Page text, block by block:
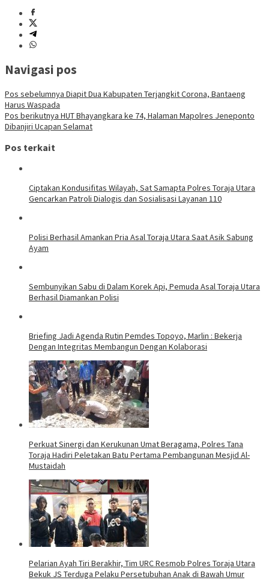
Navigasi pos
Pos sebelumnya Diapit Dua Kabupaten Terjangkit Corona, Bantaeng
Harus Waspada
Pos berikutnya HUT Bhayangkara ke 74, Halaman Mapolres Jeneponto
Dibanjiri Ucapan Selamat
Pos terkait
Ciptakan Kondusifitas Wilayah, Sat Samapta Polres Toraja Utara
Gencarkan Patroli Dialogis dan Sosialisasi Layanan 110
Polisi Berhasil Amankan Pria Asal Toraja Utara Saat Asik Sabung
Ayam
Sembunyikan Sabu di Dalam Korek Api, Pemuda Asal Toraja Utara
Berhasil Diamankan Polisi
Briefing Jadi Agenda Rutin Pemdes Topoyo, Marlin : Bekerja
Dengan Integritas Membangun Dengan Kolaborasi
Perkuat Sinergi dan Kerukunan Umat Beragama, Polres Tana
Toraja Hadiri Peletakan Batu Pertama Pembangunan Mesjid Al-
Mustaidah
Pelarian Ayah Tiri Berakhir, Tim URC Resmob Polres Toraja Utara
Bekuk JS Terduga Pelaku Persetubuhan Anak di Bawah Umur